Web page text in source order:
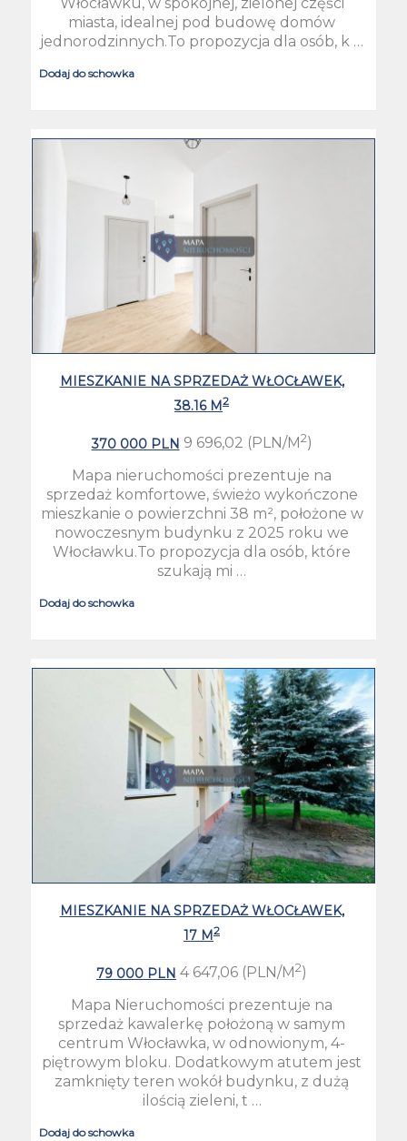
miasta, idealnej pod budowę domów
jednorodzinnych.To propozycja dla osób, k …
Dodaj do schowka
MIESZKANIE NA SPRZEDAŻ WŁOCŁAWEK,
38.16 M2
370 000 PLN 9 696,02 (PLN/M2)
Mapa nieruchomości prezentuje na
sprzedaż komfortowe, świeżo wykończone
mieszkanie o powierzchni 38 m², położone w
nowoczesnym budynku z 2025 roku we
Włocławku.To propozycja dla osób, które
szukają mi …
Dodaj do schowka
MIESZKANIE NA SPRZEDAŻ WŁOCŁAWEK,
17 M2
79 000 PLN 4 647,06 (PLN/M2)
Mapa Nieruchomości prezentuje na
sprzedaż kawalerkę położoną w samym
centrum Włocławka, w odnowionym, 4-
piętrowym bloku. Dodatkowym atutem jest
zamknięty teren wokół budynku, z dużą
ilością zieleni, t …
Dodaj do schowka